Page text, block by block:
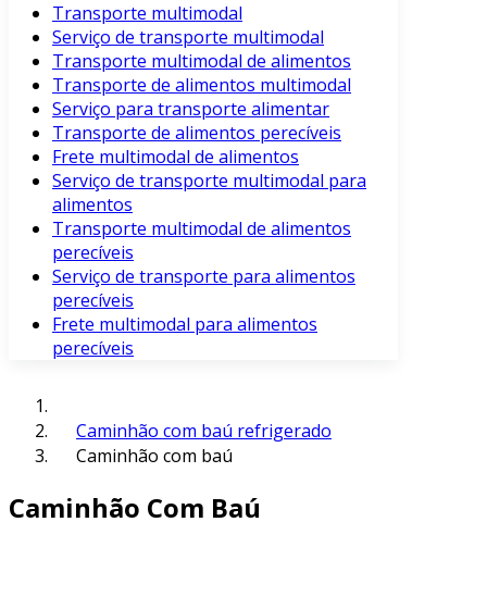
Transporte multimodal
Serviço de transporte multimodal
Transporte multimodal de alimentos
Transporte de alimentos multimodal
Serviço para transporte alimentar
Transporte de alimentos perecíveis
Frete multimodal de alimentos
Serviço de transporte multimodal para
alimentos
Transporte multimodal de alimentos
perecíveis
Serviço de transporte para alimentos
perecíveis
Frete multimodal para alimentos
perecíveis
Caminhão com baú refrigerado
Caminhão com baú
Caminhão Com Baú